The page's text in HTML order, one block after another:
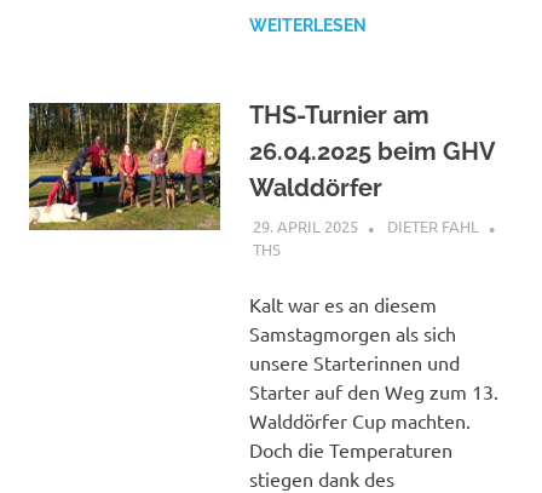
WEITERLESEN
THS-Turnier am
26.04.2025 beim GHV
Walddörfer
29. APRIL 2025
DIETER FAHL
THS
Kalt war es an diesem
Samstagmorgen als sich
unsere Starterinnen und
Starter auf den Weg zum 13.
Walddörfer Cup machten.
Doch die Temperaturen
stiegen dank des